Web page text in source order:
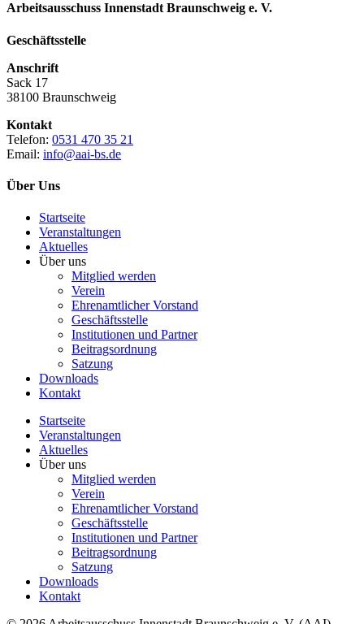
Arbeitsausschuss Innenstadt Braunschweig e. V.
Geschäftsstelle
Anschrift
Sack 17
38100 Braunschweig
Kontakt
Telefon: 0531 470 35 21
Email: info@aai-bs.de
Über Uns
Startseite
Veranstaltungen
Aktuelles
Über uns
Mitglied werden
Verein
Ehrenamtlicher Vorstand
Geschäftsstelle
Institutionen und Partner
Beitragsordnung
Satzung
Downloads
Kontakt
Startseite
Veranstaltungen
Aktuelles
Über uns
Mitglied werden
Verein
Ehrenamtlicher Vorstand
Geschäftsstelle
Institutionen und Partner
Beitragsordnung
Satzung
Downloads
Kontakt